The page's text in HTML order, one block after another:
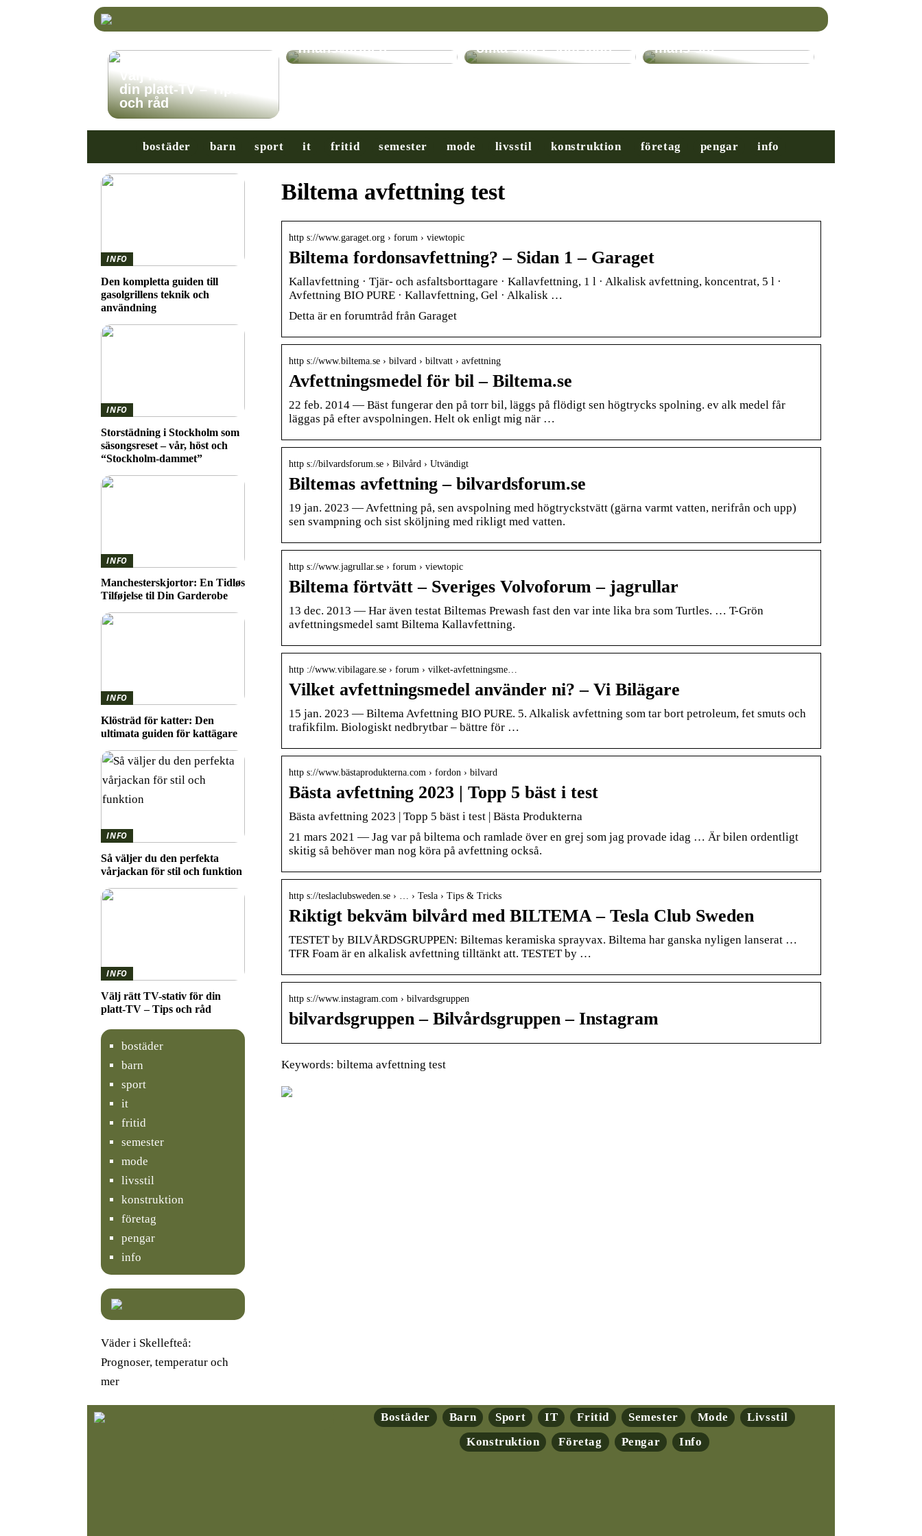
Välj rätt TV-stativ för
din platt-TV – Tips
och råd
revolution inom
finansvärlden
Få hjälp med många
olika saker som man
Nybörjarguiden till
mäns stil
bostäder barn sport it fritid semester mode livsstil konstruktion företag pengar info
Biltema avfettning test
http s://www.garaget.org › forum › viewtopic
Biltema fordonsavfettning? – Sidan 1 – Garaget
Kallavfettning · Tjär- och asfaltsborttagare · Kallavfettning, 1 l · Alkalisk avfettning, koncentrat, 5 l ·
Avfettning BIO PURE · Kallavfettning, Gel · Alkalisk …
Detta är en forumtråd från Garaget
http s://www.biltema.se › bilvard › biltvatt › avfettning
Avfettningsmedel för bil – Biltema.se
22 feb. 2014 — Bäst fungerar den på torr bil, läggs på flödigt sen högtrycks spolning. ev alk medel får
läggas på efter avspolningen. Helt ok enligt mig när …
http s://bilvardsforum.se › Bilvård › Utvändigt
Biltemas avfettning – bilvardsforum.se
19 jan. 2023 — Avfettning på, sen avspolning med högtryckstvätt (gärna varmt vatten, nerifrån och upp)
sen svampning och sist sköljning med rikligt med vatten.
http s://www.jagrullar.se › forum › viewtopic
Biltema förtvätt – Sveriges Volvoforum – jagrullar
13 dec. 2013 — Har även testat Biltemas Prewash fast den var inte lika bra som Turtles. … T-Grön
avfettningsmedel samt Biltema Kallavfettning.
http ://www.vibilagare.se › forum › vilket-avfettningsme…
Vilket avfettningsmedel använder ni? – Vi Bilägare
15 jan. 2023 — Biltema Avfettning BIO PURE. 5. Alkalisk avfettning som tar bort petroleum, fet smuts och
trafikfilm. Biologiskt nedbrytbar – bättre för …
http s://www.bästaprodukterna.com › fordon › bilvard
Bästa avfettning 2023 | Topp 5 bäst i test
Bästa avfettning 2023 | Topp 5 bäst i test | Bästa Produkterna
21 mars 2021 — Jag var på biltema och ramlade över en grej som jag provade idag … Är bilen ordentligt
skitig så behöver man nog köra på avfettning också.
http s://teslaclubsweden.se › … › Tesla › Tips & Tricks
Riktigt bekväm bilvård med BILTEMA – Tesla Club Sweden
TESTET by BILVÅRDSGRUPPEN: Biltemas keramiska sprayvax. Biltema har ganska nyligen lanserat …
TFR Foam är en alkalisk avfettning tilltänkt att. TESTET by …
http s://www.instagram.com › bilvardsgruppen
bilvardsgruppen – Bilvårdsgruppen – Instagram
Keywords: biltema avfettning test
INFO
Den kompletta guiden till
gasolgrillens teknik och
användning
INFO
Storstädning i Stockholm som
säsongsreset – vår, höst och
“Stockholm-dammet”
INFO
Manchesterskjortor: En Tidløs
Tilføjelse til Din Garderobe
INFO
Klösträd för katter: Den
ultimata guiden för kattägare
INFO
Så väljer du den perfekta
vårjackan för stil och funktion
INFO
Välj rätt TV-stativ för din
platt-TV – Tips och råd
bostäder
barn
sport
it
fritid
semester
mode
livsstil
konstruktion
företag
pengar
info
Väder i Skellefteå:
Prognoser, temperatur och
mer
Bostäder Barn Sport IT Fritid Semester Mode
Livsstil
Konstruktion
Företag Pengar Info